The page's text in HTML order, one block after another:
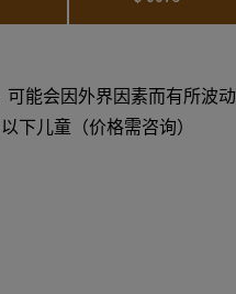
能会因外界因素而有所波动
下儿童（价格需咨询）